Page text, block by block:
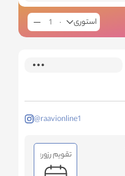
استوری
@raavionline1
تقویم رزور: